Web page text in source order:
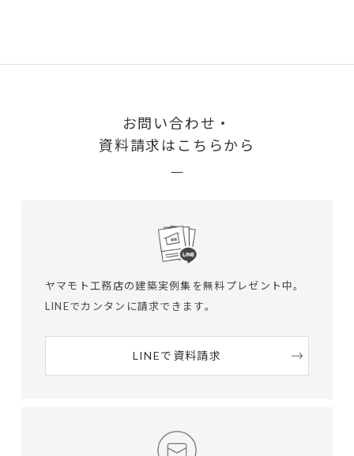
お問い合わせ・
資料請求はこちらから
ヤマモト工務店の建築実例集を無料プレゼント中。
LINEでカンタンに請求できます。
LINEで資料請求